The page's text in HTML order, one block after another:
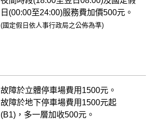
日(00:00至24:00)服務費加價500元。
(國定假日依人事行政局之公佈為準)
故障於立體停車場費用1500元。
故障於地下停車場費用1500元起
(B1)，多一層加收500元。